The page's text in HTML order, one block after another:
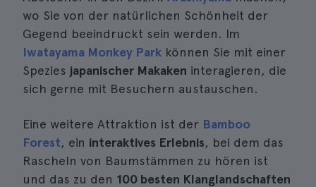
wo Sie von der natürlichen Schönheit der
Gegend beeindruckt sein werden. Im
Iwatayama Monkey Park können Sie mit einer
Spezies japanischer Makaken interagieren, die
sich gerne mit Besuchern austauschen.
Eine weitere Attraktion ist der Bamboo
Forest, ein interaktives Erlebnis, bei dem das
Rascheln von Baumstämmen zu hören ist
und das zu den 100 besten Klanglandschaften